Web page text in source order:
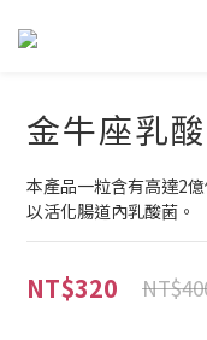
金牛座乳
本產品一粒含有高達2
以活化腸道內乳酸菌。
NT$320